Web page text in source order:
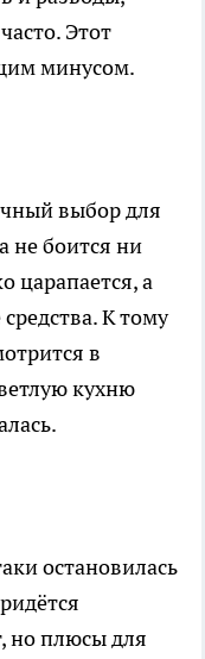
Этот
минусом.
выбор для
не боится ни
царапается, а
К тому
в
кухню
остановилась
но плюсы для